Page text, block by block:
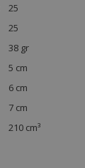
25
25
38 gr
5 cm
6 cm
7 cm
210 cm³